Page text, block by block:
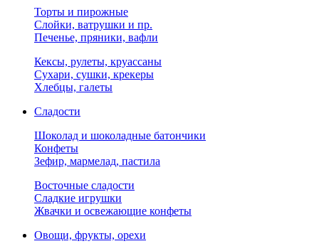
Торты и пирожные
Слойки, ватрушки и пр.
Печенье, пряники, вафли
Кексы, рулеты, круассаны
Сухари, сушки, крекеры
Хлебцы, галеты
Сладости
Шоколад и шоколадные батончики
Конфеты
Зефир, мармелад, пастила
Восточные сладости
Сладкие игрушки
Жвачки и освежающие конфеты
Овощи, фрукты, орехи